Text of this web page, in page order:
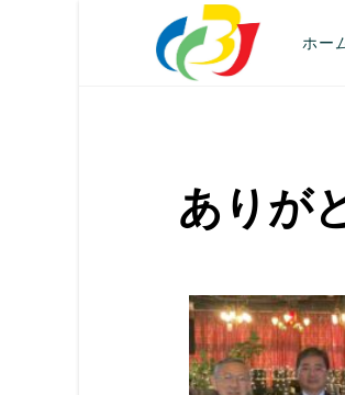
ホー
ありが